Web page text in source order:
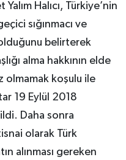
Halıcı, Türkiye’nin
sığınmacı ve
belirterek
alma hakkının elde
olmamak koşulu ile
19 Eylül 2018
Daha sonra
olarak Türk
alınması gereken